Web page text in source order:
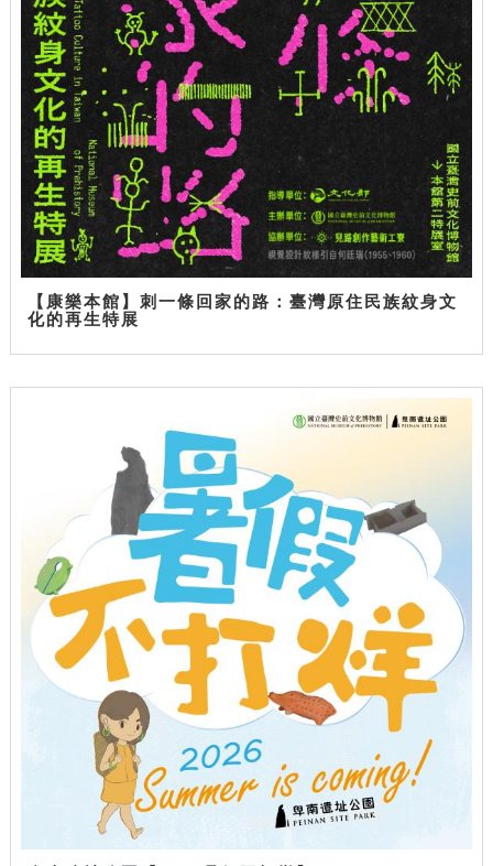
【康樂本館】刺一條回家的路：臺灣原住民族紋身文
化的再生特展